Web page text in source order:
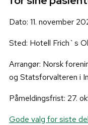
Dato: 11. november
Sted: Hotell Frich`s
Arrangør: Norsk
og Statsforvalteren i
Påmeldingsfrist: 27.
Gode valg for siste